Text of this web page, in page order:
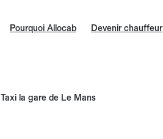
Pourquoi Allocab Devenir chauffeur
Taxi la gare de Le Mans